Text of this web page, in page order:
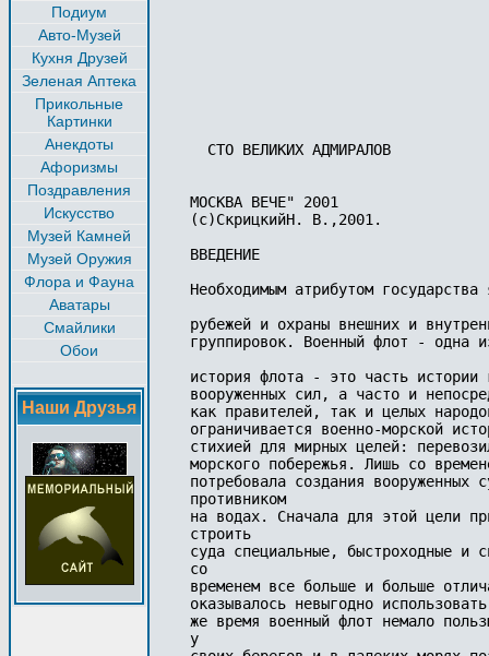
Подиум
Авто-Музей
Кухня Друзей
Зеленая Аптека
Прикольные
Картинки
Анекдоты
Афоризмы
Поздравления
Искусство
Музей Камней
Музей Оружия
Флора и Фауна
Аватары
Смайлики
Обои
Наши Друзья
  СТО ВЕЛИКИХ АДМИРАЛОВ
МОСКВА ВЕЧЕ" 2001
(c)СкрицкийН. В.,2001.
ВВЕДЕНИЕ
Необходимым атрибутом
рубежей и охраны внешних и
группировок. Военный флот - одна
история флота - это часть
вооруженных сил, а часто и
как правителей, так и целых
ограничивается военно-морской
стихией для мирных целей:
морского побережья. Лишь со
потребовала создания
противником
на водах. Сначала для этой цели
строить
суда специальные, быстроходные и
со
временем все больше и больше
оказывалось невыгодно
же время военный флот немало
у